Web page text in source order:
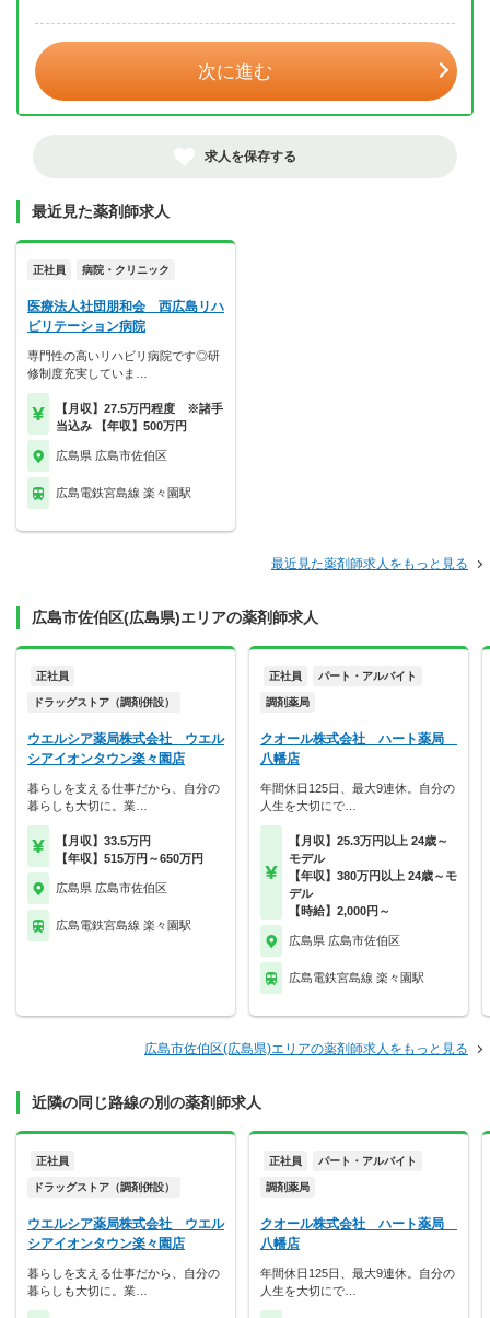
次に進む
求人を保存する
最近見た薬剤師求人
正社員 病院・クリニック
医療法人社団朋和会 西広島リハ
ビリテーション病院
専門性の高いリハビリ病院です◎研
修制度充実していま…
【月収】27.5万円程度 ※諸手
当込み 【年収】500万円
広島県 広島市佐伯区
広島電鉄宮島線 楽々園駅
最近見た薬剤師求人をもっと見る
広島市佐伯区(広島県)エリアの薬剤師求人
正社員
ドラッグストア（調剤併設）
ウエルシア薬局株式会社 ウエル
シアイオンタウン楽々園店
暮らしを支える仕事だから、自分の
暮らしも大切に。業…
【月収】33.5万円
【年収】515万円～650万円
広島県 広島市佐伯区
広島電鉄宮島線 楽々園駅
正社員 パート・アルバイト
調剤薬局
クオール株式会社 ハート薬局
八幡店
年間休日125日、最大9連休。自分の
人生を大切にで…
【月収】25.3万円以上 24歳～
モデル
【年収】380万円以上 24歳～モ
デル
【時給】2,000円～
広島県 広島市佐伯区
広島電鉄宮島線 楽々園駅
広島市佐伯区(広島県)エリアの薬剤師求人をもっと見る
近隣の同じ路線の別の薬剤師求人
正社員
ドラッグストア（調剤併設）
ウエルシア薬局株式会社 ウエル
シアイオンタウン楽々園店
暮らしを支える仕事だから、自分の
暮らしも大切に。業…
正社員 パート・アルバイト
調剤薬局
クオール株式会社 ハート薬局
八幡店
年間休日125日、最大9連休。自分の
人生を大切にで…